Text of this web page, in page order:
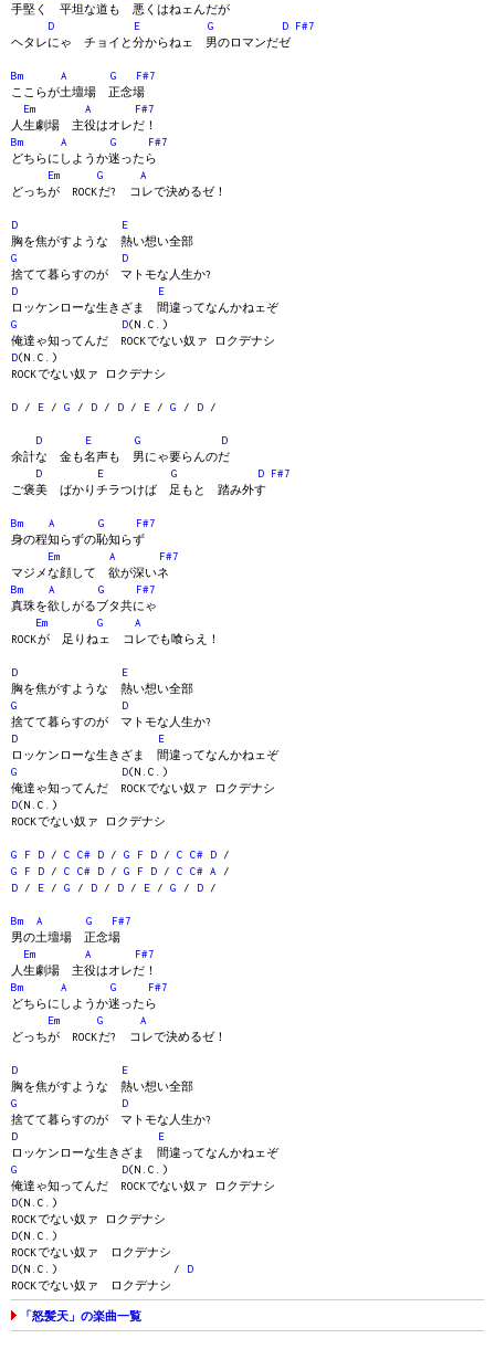
手堅く 平坦な道も 悪くはねェんだが
D
E G D
F#7
ヘタレにゃ チョイと分からねェ 男のロマンだゼ
Bm A G
F#7
ここらが土壇場 正念場
Em
A
F#7
人生劇場 主役はオレだ！
Bm
A G
F#7
どちらにしようか迷ったら
Em
G
A
どっちが ROCKだ? コレで決めるゼ！
D
E
胸を焦がすような 熱い想い全部
G
D
捨てて暮らすのが マトモな人生か?
D
E
ロッケンローな生きざま 間違ってなんかねェぞ
G
D(N.C.)
俺達ゃ知ってんだ ROCKでない奴ァ ロクデナシ
D(N.C.)
ROCKでない奴ァ ロクデナシ
D / E / G / D / D / E / G / D /
D E G
D
余計な 金も名声も 男にゃ要らんのだ
D
E G D
F#7
ご褒美 ばかりチラつけば 足もと 踏み外す
Bm A G
F#7
身の程知らずの恥知らず
Em
A
F#7
マジメな顔して 欲が深いネ
Bm
A G
F#7
真珠を欲しがるブタ共にゃ
Em
G
A
ROCKが 足りねェ コレでも喰らえ！
D
E
胸を焦がすような 熱い想い全部
G
D
捨てて暮らすのが マトモな人生か?
D
E
ロッケンローな生きざま 間違ってなんかねェぞ
G
D(N.C.)
俺達ゃ知ってんだ ROCKでない奴ァ ロクデナシ
D(N.C.)
ROCKでない奴ァ ロクデナシ
G F D / C C# D / G F D / C C# D /
G
F D / C C# D / G F D / C C# A /
D / E / G / D / D / E / G / D /
Bm A G
F#7
男の土壇場 正念場
Em
A
F#7
人生劇場 主役はオレだ！
Bm
A G
F#7
どちらにしようか迷ったら
Em
G
A
どっちが ROCKだ? コレで決めるゼ！
D
E
胸を焦がすような 熱い想い全部
G
D
捨てて暮らすのが マトモな人生か?
D
E
ロッケンローな生きざま 間違ってなんかねェぞ
G
D(N.C.)
俺達ゃ知ってんだ ROCKでない奴ァ ロクデナシ
D(N.C.)
ROCKでない奴ァ ロクデナシ
D(N.C.)
ROCKでない奴ァ ロクデナシ
D(N.C.) / D
ROCKでない奴ァ ロクデナシ
「怒髪天」の楽曲一覧